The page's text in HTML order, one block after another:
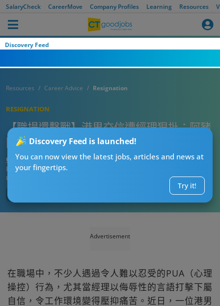
SalaryCheck CareerMove Company Profiles Learning Resources
Discovery Feed
Discovery Feed is launched!
You can now view the latest jobs, articles and news at
your fingertips.
Try it!
Resources Career Advice Resignation
RESIGNATION
【職場還擊戰】港男交信遭經理狠批：阿豬
阿狗都做到你份工！事主1招絕地反擊！
CT熱話管理員
Published:2025-09-24 08:00
Updated:
Advertisement
在職場中，不少人遇過令人難以忍受的PUA（心理
操控）行為，尤其當經理以侮辱性的言語打擊下屬
自信，令工作環境變得壓抑痛苦。近日，一位港男